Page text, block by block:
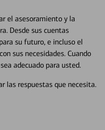
el asesoramiento y la
Desde sus cuentas
su futuro, e incluso el
sus necesidades. Cuando
adecuado para usted.
las respuestas que necesita.